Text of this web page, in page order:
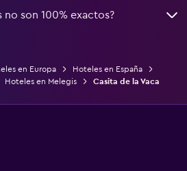
son 100% exactos?
en Europa
Hoteles en España
Hoteles en Melegis Casita de la Vaca